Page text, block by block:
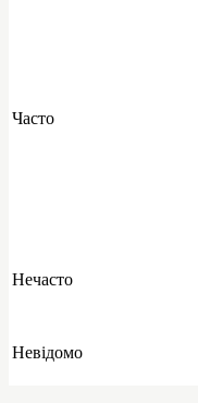
Часто
Нечасто
Невідомо